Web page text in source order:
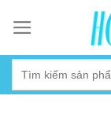
content